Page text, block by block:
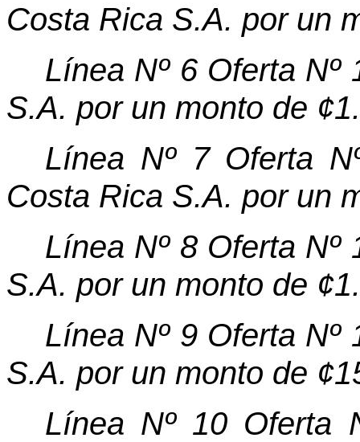
Costa Rica S.A. por un
Línea Nº 6 Oferta
S.A. por un monto de
Línea Nº 7 Oferta
Costa Rica S.A. por un
Línea Nº 8 Oferta
S.A. por un monto de
Línea Nº 9 Oferta
S.A. por un monto de
Línea Nº 10 Oferta